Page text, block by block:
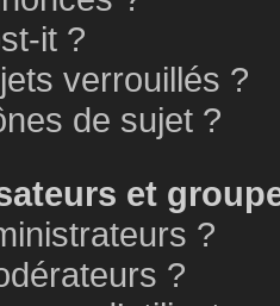
it ?
verrouillés ?
de sujet ?
et
?
?